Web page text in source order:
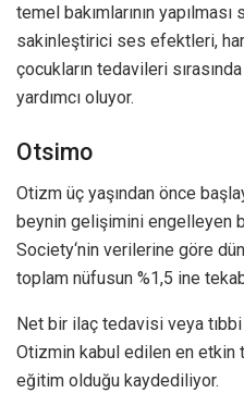
temel bakımlarının
sakinleştirici ses efektleri,
çocukların tedavileri
yardımcı oluyor.
Otsimo
Otizm üç yaşından önce
beynin gelişimini engelleyen
Society‘nin verilerine göre
toplam nüfusun %1,5 ine
Net bir ilaç tedavisi veya
Otizmin kabul edilen en etkin
eğitim olduğu kaydediliyor.